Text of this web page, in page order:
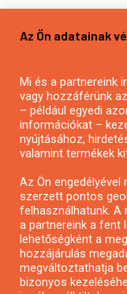
Az Ön adatainak
Mi és a partnereink
vagy hozzáférünk
– például egyedi
információkat –
nyújtásához,
valamint termékek
Az Ön
szerzett pontos
felhasználhatunk. A
a partnereink a fent
lehetőségként a
hozzájárulás
megváltoztathatja
bizonyos